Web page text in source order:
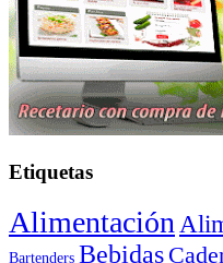
Etiquetas
Alimentación
Bartenders Bebidas